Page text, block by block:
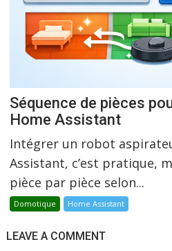
Séquence de pièces
Home Assistant
Intégrer un robot
Assistant, c’est pratique,
pièce par pièce selon...
Domotique Home Assistant
LEAVE A COMMENT